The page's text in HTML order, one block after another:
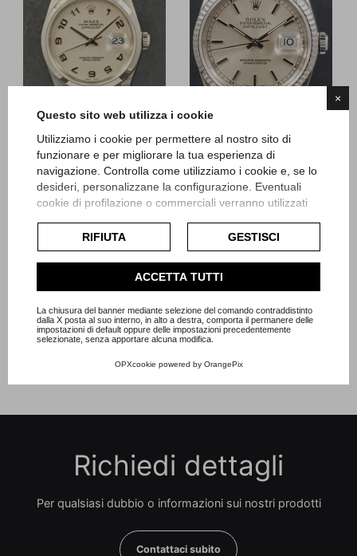
×
Questo sito web utilizza i cookie
Utilizziamo i cookie per permettere al nostro sito di
funzionare e per migliorare la tua esperienza di
navigazione. Controlla come utilizziamo i cookie e, se lo
desideri, personalizzane la configurazione. Eventuali
cookie di profilazione o commerciali verranno utilizzati
dell'utente e, se consentito, potrebbero essere utilizzati
per personalizzare gli annunci pubblicitari. Per ulteriori
informazioni su come Google utilizza i dati raccolti,
politica sulla privacy di Google
Consulta l'informativa cookie completa.
RIFIUTA GESTISCI
ACCETTA TUTTI
La chiusura del banner mediante selezione del comando contraddistinto
dalla X posta al suo interno, in alto a destra, comporta il permanere delle
impostazioni di default oppure delle impostazioni precedentemente
selezionate, senza apportare alcuna modifica.
OPXcookie powered by OrangePix
Rolex
Datejust
Referenza 16200
Garanzia Originale
Articolo Rz45
Prezzo
6.600,00 €
Rolex
Datejust
Referenza 16234
Garanzia Originale
Articolo Rz64
Prezzo
6.900,00 €
Richiedi dettagli
Per qualsiasi dubbio o informazioni sui nostri prodotti
Contattaci subito